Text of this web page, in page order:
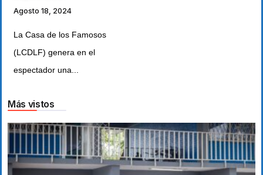
Agosto 18, 2024
La Casa de los Famosos
(LCDLF) genera en el
espectador una...
Más vistos